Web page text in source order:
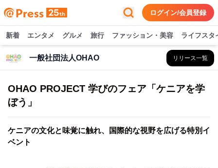
ログイン/会員登録
新着 エンタメ グルメ 旅行 ファッション・美容 ライフスタ
一般社団法人OHAO リリース一覧
OHAO PROJECT 学びのフェア「ケニアを学
ぼう」
ケニアの文化と味覚に触れ、国際的な視野を広げる特別イ
ベント